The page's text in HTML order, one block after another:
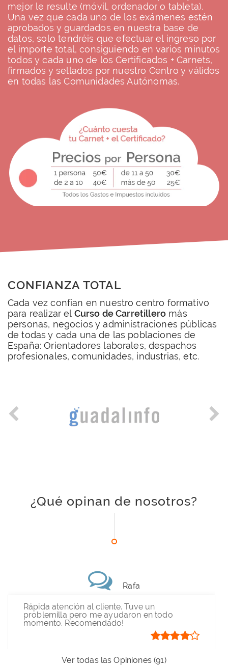
mejor le resulte (móvil, ordenador o tableta).
Una vez que cada uno de los exámenes estén
aprobados y guardados en nuestra base de
datos, solo tendréis que efectuar el ingreso por
el importe total, consiguiendo en varios minutos
todos y cada uno de los Certificados + Carnets,
firmados y sellados por nuestro Centro y válidos
en todas las Comunidades Autónomas.
CONFIANZA TOTAL
Cada vez confían en nuestro centro formativo
para realizar el Curso de Carretillero más
personas, negocios y administraciones públicas
de todas y cada una de las poblaciones de
España: Orientadores laborales, despachos
profesionales, comunidades, industrias, etc.
¿Qué opinan de nosotros?
Rafa
Rápida atención al cliente. Tuve un
problemilla pero me ayudaron en todo
momento. Recomendado!
Ver todas las Opiniones (91)